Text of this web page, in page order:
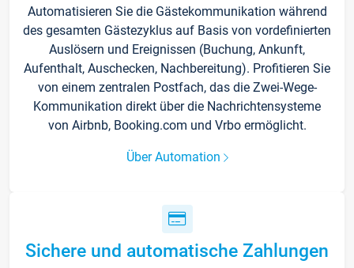
Automatisieren Sie die Gästekommunikation während
des gesamten Gästezyklus auf Basis von vordefinierten
Auslösern und Ereignissen (Buchung, Ankunft,
Aufenthalt, Auschecken, Nachbereitung). Profitieren Sie
von einem zentralen Postfach, das die Zwei-Wege-
Kommunikation direkt über die Nachrichtensysteme
von Airbnb, Booking.com und Vrbo ermöglicht.
Über Automation
Sichere und automatische Zahlungen